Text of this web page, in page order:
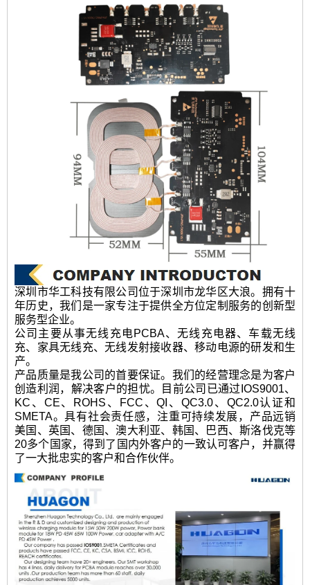
深圳市华工科技有限公司位于深圳市龙华区大浪。拥有十
年历史，我们是一家专注于提供全方位定制服务的创新型
服务型企业。
公司主要从事无线充电PCBA、无线充电器、车载无线
充、家具无线充、无线发射接收器、移动电源的研发和生
产。
产品质量是我公司的首要保证。我们的经营理念是为客户
创造利润，解决客户的担忧。目前公司已通过IOS9001、
KC、CE、ROHS、FCC、QI、QC3.0、QC2.0认证和
SMETA。具有社会责任感，注重可持续发展，产品远销
美国、英国、德国、澳大利亚、韩国、巴西、斯洛伐克等
20多个国家，得到了国内外客户的一致认可客户，并赢得
了一大批忠实的客户和合作伙伴。